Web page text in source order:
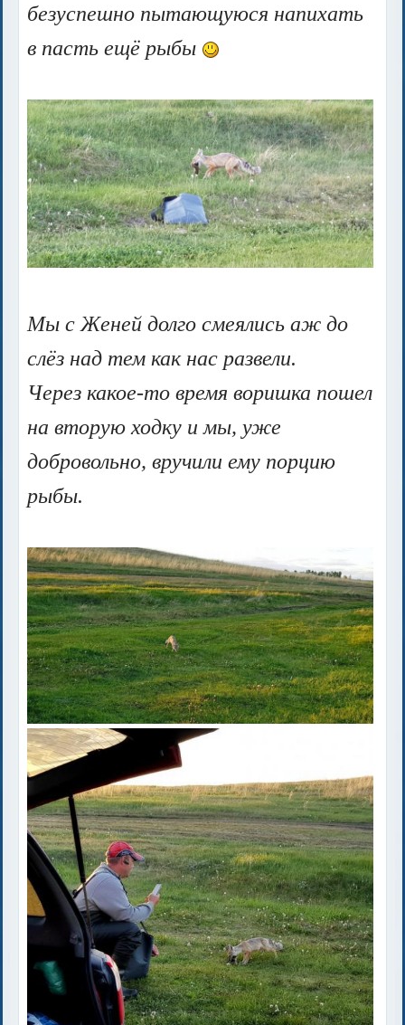
безуспешно пытающуюся напихать
в пасть ещё рыбы
Мы с Женей долго смеялись аж до
слёз над тем как нас развели.
Через какое-то время воришка пошел
на вторую ходку и мы, уже
добровольно, вручили ему порцию
рыбы.